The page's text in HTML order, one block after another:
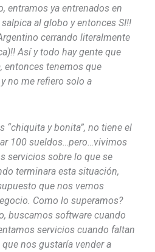
entramos ya entrenados en
al globo y entonces SI!!
cerrando literalmente
Así y todo hay gente que
entonces tenemos que
no me refiero solo a
“chiquita y bonita”, no tiene el
100 sueldos…pero…vivimos
servicios sobre lo que se
terminara esta situación,
que nos vemos
Como lo superamos?
buscamos software cuando
servicios cuando faltan
nos gustaría vender a